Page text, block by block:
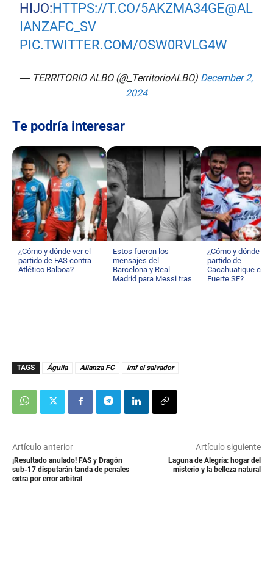
HIJO:HTTPS://T.CO/5AKZMA34GE@AL
IANZAFC_SV
PIC.TWITTER.COM/OSW0RVLG4W
— TERRITORIO ALBO (@_TerritorioALBO) December 2,
2024
Te podría interesar
¿Cómo y dónde ver el
partido de FAS contra
Atlético Balboa?
Estos fueron los
mensajes del
Barcelona y Real
Madrid para Messi tras
¿Cómo y dónde
partido de
Cacahuatique
Fuerte SF?
TAGS Águila Alianza FC lmf el salvador
Artículo anterior
¡Resultado anulado! FAS y Dragón
sub-17 disputarán tanda de penales
extra por error arbitral
Artículo siguiente
Laguna de Alegría: hogar del
misterio y la belleza natural